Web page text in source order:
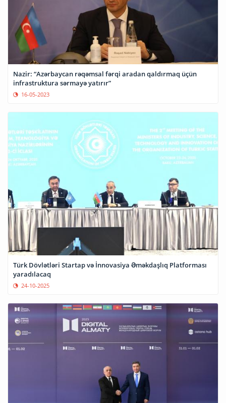
Nazir: “Azərbaycan rəqəmsal fərqi aradan qaldırmaq üçün
infrastruktura sərmayə yatırır”
16-05-2023
Türk Dövlətləri Startap və İnnovasiya Əməkdaşlıq Platforması
yaradılacaq
24-10-2025